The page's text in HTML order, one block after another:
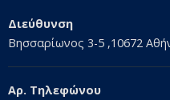
Διεύθυνση
Βησσαρίωνος 3-5 ,10672
Αρ. Τηλεφώνου